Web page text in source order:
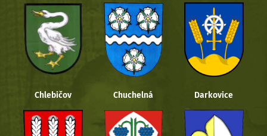
Chlebičov Chuchelná Darkovice